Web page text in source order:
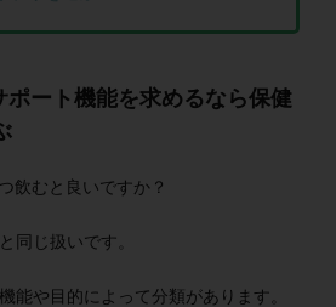
ポート機能を求めるなら保健
同じ扱いです。
能や目的によって分類があります。